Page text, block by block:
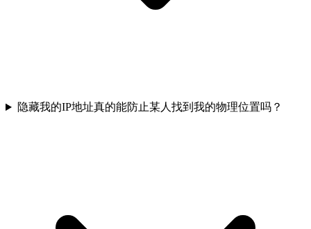
隐藏我的IP地址真的能防止某人找到我的物理位置吗？